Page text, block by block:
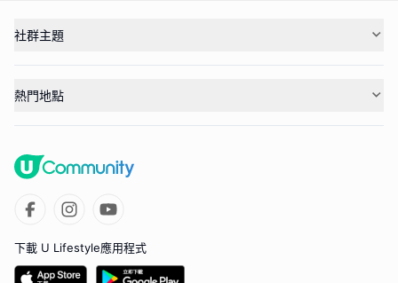
社群主題
熱門地點
下載 U Lifestyle應用程式